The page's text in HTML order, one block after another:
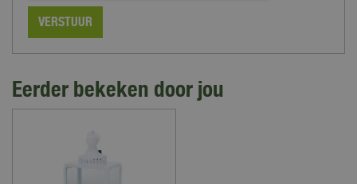
Eerder bekeken door jou